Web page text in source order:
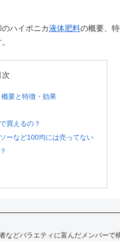
ハイポニカ液体肥料の概要、
次
要と特徴・効果
買えるの？
ーなど100均には売ってない
どバラエティに富んだメンバーで